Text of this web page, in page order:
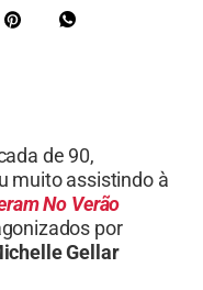
de 90,
muito assistindo à
No Verão
por
Gellar